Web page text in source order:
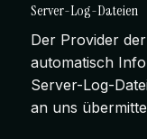
Server-Log-Dateien
Der Provider
automatisch
Server-Log-
an uns